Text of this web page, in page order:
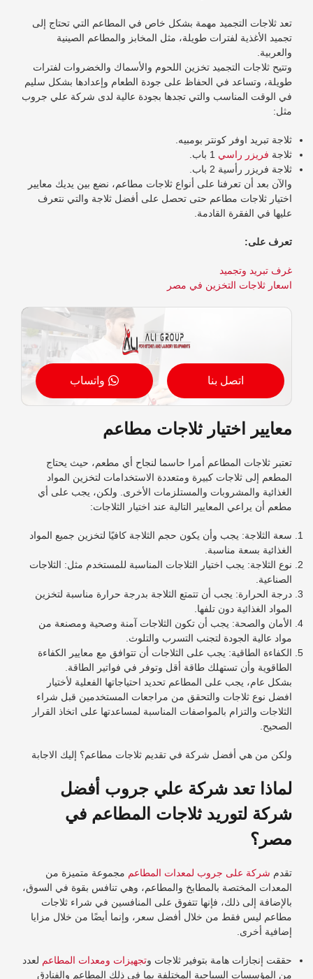
تعد ثلاجات التجميد مهمة بشكل خاص في المطاعم التي تحتاج إلى
تجميد الأغذية لفترات طويلة، مثل المخابز والمطاعم الصينية
والعربية.
وتتيح ثلاجات التجميد تخزين اللحوم والأسماك والخضروات لفترات
طويلة، وتساعد في الحفاظ على جودة الطعام وإعدادها بشكل سليم
في الوقت المناسب والتي تجدها بجودة عالية لدى شركة علي جروب
مثل:
ثلاجة تبريد اوفر كونتر بومبيه.
ثلاجة فريزر راسي 1 باب.
ثلاجة فريزر رأسية 2 باب.
والآن بعد أن تعرفنا على أنواع ثلاجات مطاعم، نضع بين يديك معايير
اختيار ثلاجات مطاعم حتى تحصل على أفضل ثلاجة والتي نتعرف
عليها في الفقرة القادمة.
تعرف على:
غرف تبريد وتجميد
اسعار ثلاجات التخزين في مصر
اتصل بنا واتساب
معايير اختيار ثلاجات مطاعم
تعتبر ثلاجات المطاعم أمرا حاسما لنجاح أي مطعم، حيث يحتاج
المطعم إلى ثلاجات كبيرة ومتعددة الاستخدامات لتخزين المواد
الغذائية والمشروبات والمستلزمات الأخرى. ولكن، يجب على أي
مطعم أن يراعي المعايير التالية عند اختيار الثلاجات:
سعة الثلاجة: يجب وأن يكون حجم الثلاجة كافيًا لتخزين جميع المواد
الغذائية بسعة مناسبة.
نوع الثلاجة: يجب اختيار الثلاجات المناسبة للمستخدم مثل: الثلاجات
الصناعية.
درجة الحرارة: يجب أن تتمتع الثلاجة بدرجة حرارة مناسبة لتخزين
المواد الغذائية دون تلفها.
الأمان والصحة: يجب أن تكون الثلاجات آمنة وصحية ومصنعة من
مواد عالية الجودة لتجنب التسرب والتلوث.
الكفاءة الطاقية: يجب على الثلاجات أن تتوافق مع معايير الكفاءة
الطاقوية وأن تستهلك طاقة أقل وتوفر في فواتير الطاقة.
بشكل عام، يجب على المطاعم تحديد احتياجاتها الفعلية لأختيار
افضل نوع ثلاجات والتحقق من مراجعات المستخدمين قبل شراء
الثلاجات والتزام بالمواصفات المناسبة لمساعدتها على اتخاذ القرار
الصحيح.
ولكن من هي أفضل شركة في تقديم ثلاجات مطاعم؟ إليك الاجابة
لماذا تعد شركة علي جروب أفضل
شركة لتوريد ثلاجات المطاعم في
مصر؟
تقدم شركة على جروب لمعدات المطاعم مجموعة متميزة من
المعدات المختصة بالمطابخ والمطاعم، وهي تنافس بقوة في السوق،
بالإضافة إلى ذلك، فإنها تتفوق على المنافسين في شراء ثلاجات
مطاعم ليس فقط من خلال أفضل سعر، وإنما أيضًا من خلال مزايا
إضافية أخرى.
حققت إنجازات هامة بتوفير ثلاجات وتجهيزات ومعدات المطاعم لعدد
من المؤسسات السياحية المختلفة بما في ذلك المطاعم والفنادق